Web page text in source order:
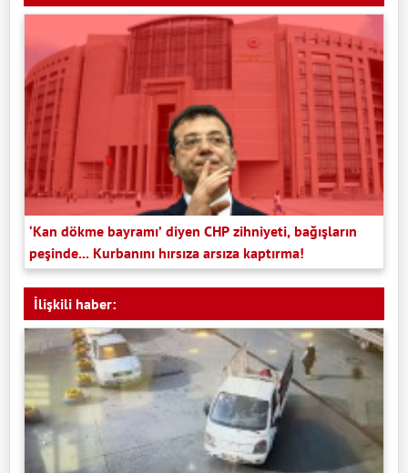
‘Kan dökme bayramı’ diyen CHP zihniyeti, bağışların
peşinde... Kurbanını hırsıza arsıza kaptırma!
İlişkili haber: